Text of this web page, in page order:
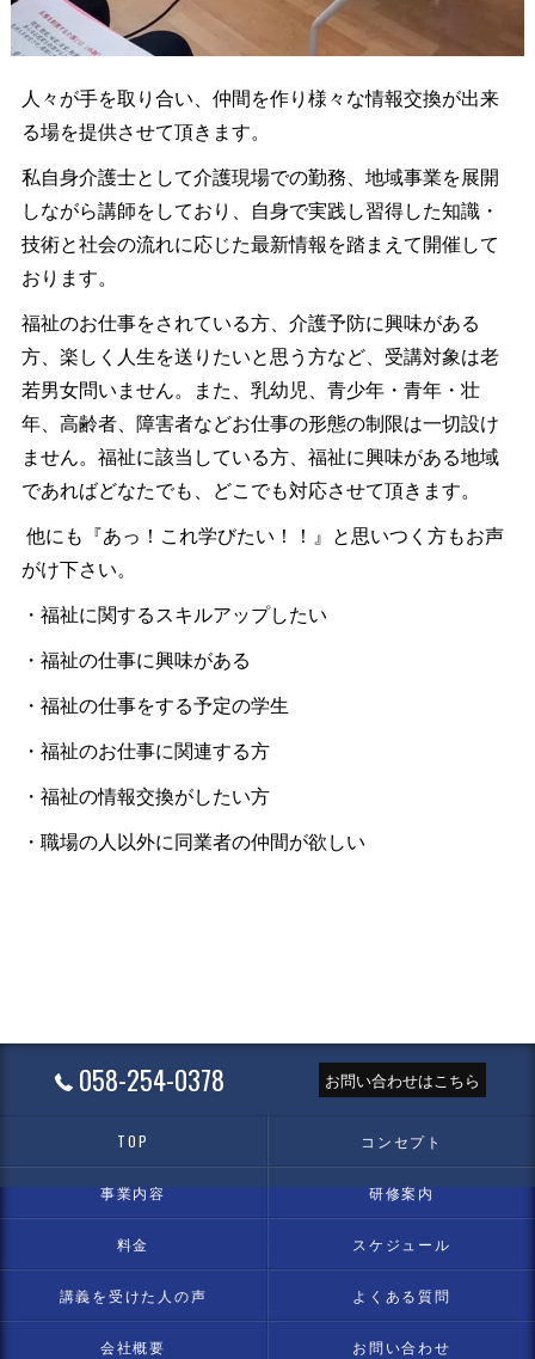
人々が手を取り合い、仲間を作り様々な情報交換が出来
る場を提供させて頂きます。
私自身介護士として介護現場での勤務、地域事業を展開
しながら講師をしており、自身で実践し習得した知識・
技術と社会の流れに応じた最新情報を踏まえて開催して
おります。
福祉のお仕事をされている方、介護予防に興味がある
方、楽しく人生を送りたいと思う方など、受講対象は老
若男女問いません。また、乳幼児、青少年・青年・壮
年、高齢者、障害者などお仕事の形態の制限は一切設け
ません。福祉に該当している方、福祉に興味がある地域
であればどなたでも、どこでも対応させて頂きます。
他にも『あっ！これ学びたい！！』と思いつく方もお声
がけ下さい。
・福祉に関するスキルアップしたい
・福祉の仕事に興味がある
・福祉の仕事をする予定の学生
・福祉のお仕事に関連する方
・福祉の情報交換がしたい方
・職場の人以外に同業者の仲間が欲しい
058-254-0378 お問い合わせはこちら
TOP コンセプト
事業内容 研修案内
料金 スケジュール
講義を受けた人の声 よくある質問
会社概要 お問い合わせ